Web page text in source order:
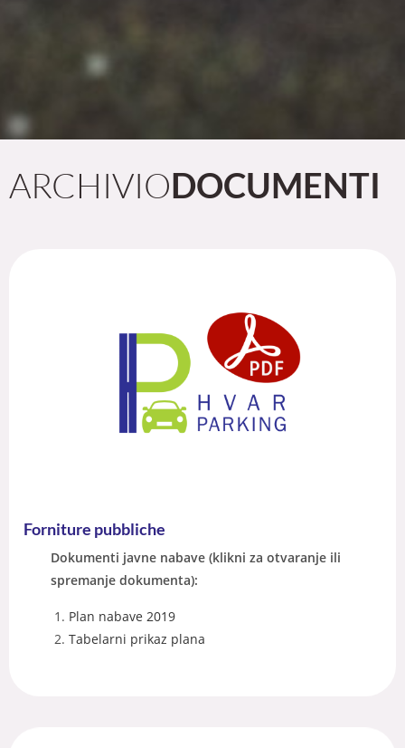
ARCHIVIODOCUMENTI
Forniture pubbliche
Dokumenti javne nabave (klikni za otvaranje ili
spremanje dokumenta):
Plan nabave 2019
Tabelarni prikaz plana